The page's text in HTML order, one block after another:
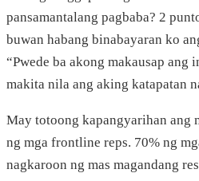
pansamantalang pagbaba? 2
buwan habang binabayaran ko
“Pwede ba akong makausap ang
makita nila ang aking katapatan
May totoong kapangyarihan ang
ng mga frontline reps. 70% ng
nagkaroon ng mas magandang